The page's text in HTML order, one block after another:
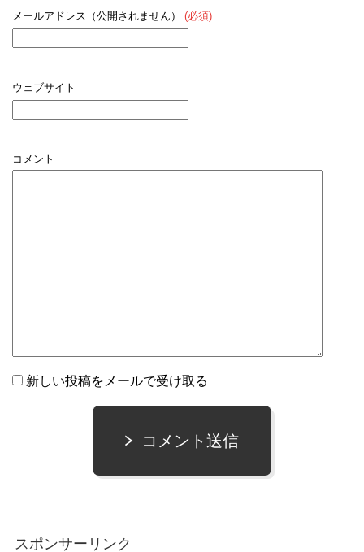
メールアドレス（公開されません） (必須)
ウェブサイト
コメント
新しい投稿をメールで受け取る
コメント送信
スポンサーリンク